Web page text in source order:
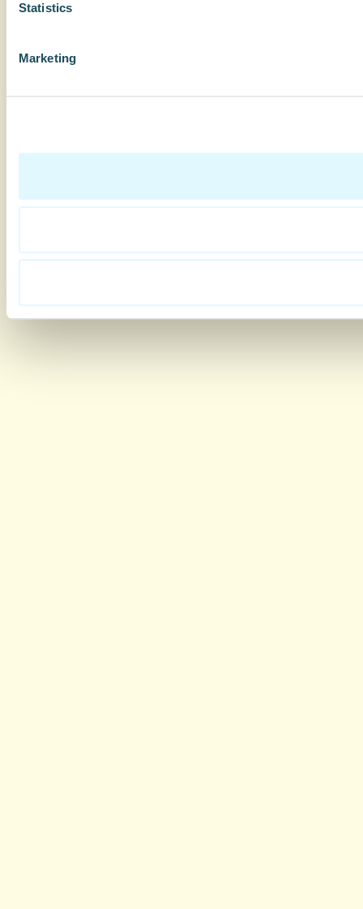
Statistics
Marketing